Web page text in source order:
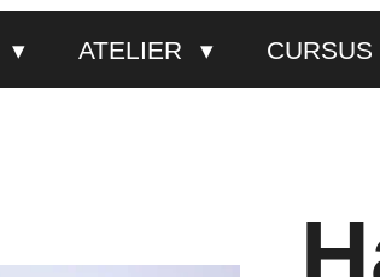
ATELIER CURSUS